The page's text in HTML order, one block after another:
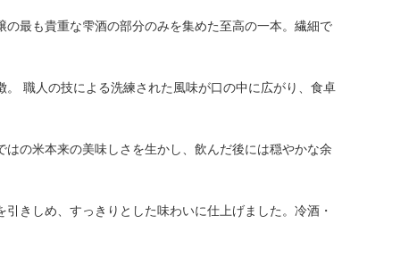
最も貴重な雫酒の部分のみを集めた至高の一本。繊細で
職人の技による洗練された風味が口の中に広がり、食卓
の米本来の美味しさを生かし、飲んだ後には穏やかな余
きしめ、すっきりとした味わいに仕上げました。冷酒・